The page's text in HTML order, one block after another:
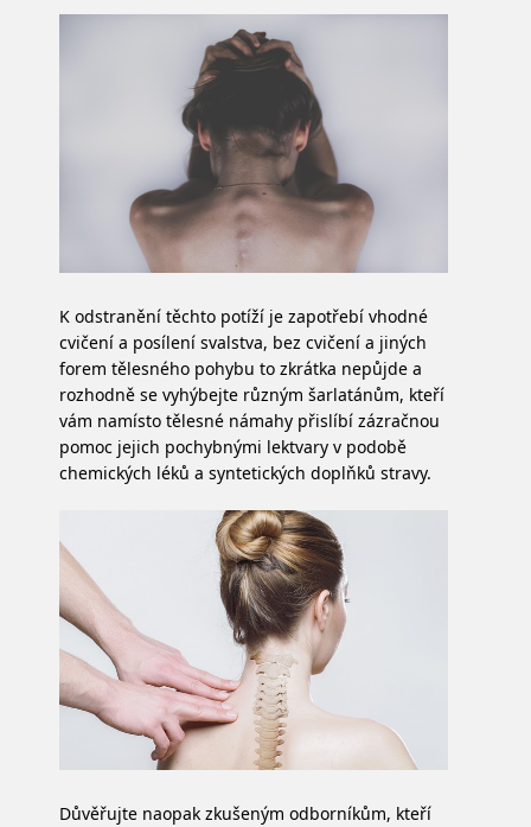
K odstranění těchto potíží je zapotřebí vhodné
cvičení a posílení svalstva, bez cvičení a jiných
forem tělesného pohybu to zkrátka nepůjde a
rozhodně se vyhýbejte různým šarlatánům, kteří
vám namísto tělesné námahy přislíbí zázračnou
pomoc jejich pochybnými lektvary v podobě
chemických léků a syntetických doplňků stravy.
Důvěřujte naopak zkušeným odborníkům, kteří